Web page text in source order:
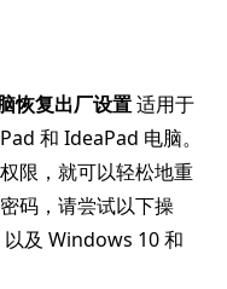
恢复出厂设置适用于
和 IdeaPad 电脑。
限，就可以轻松地重
码，请尝试以下操
以及 Windows 10 和